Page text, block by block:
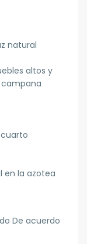
natural
altos y
en la azotea
De acuerdo